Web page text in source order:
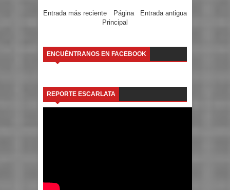
Entrada más reciente Entrada antigua
Página
Principal
ENCUÉNTRANOS EN FACEBOOK
REPORTE ESCARLATA